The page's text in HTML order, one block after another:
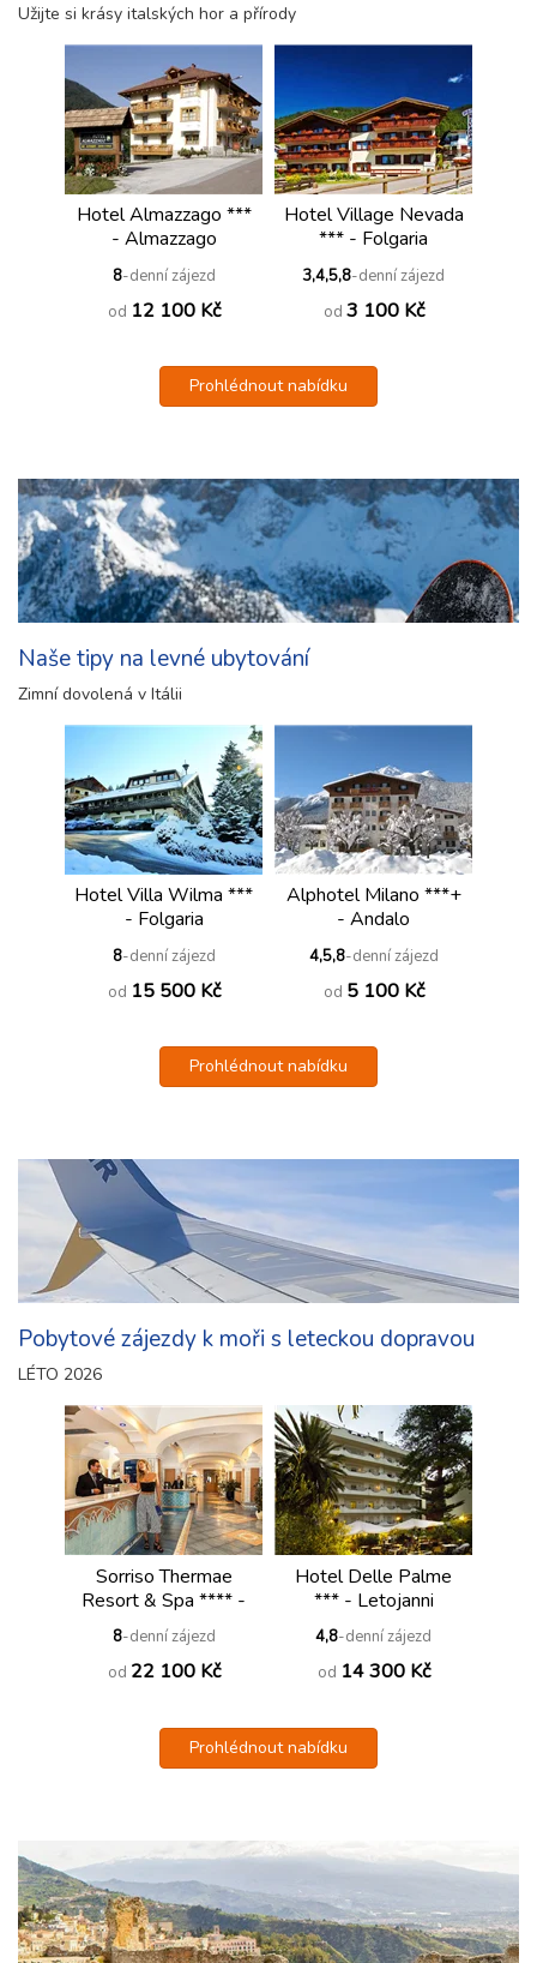
Užijte si krásy italských hor a přírody
Hotel Almazzago ***
- Almazzago
8-denní zájezd
od 12 100 Kč
Hotel Village Nevada
*** - Folgaria
3,4,5,8-denní zájezd
od 3 100 Kč
Prohlédnout nabídku
Naše tipy na levné ubytování
Zimní dovolená v Itálii
Hotel Villa Wilma ***
- Folgaria
8-denní zájezd
od 15 500 Kč
Alphotel Milano ***+
- Andalo
4,5,8-denní zájezd
od 5 100 Kč
Prohlédnout nabídku
Pobytové zájezdy k moři s leteckou dopravou
LÉTO 2026
Sorriso Thermae
Resort & Spa **** -
Forio
8-denní zájezd
od 22 100 Kč
Hotel Delle Palme
*** - Letojanni
4,8-denní zájezd
od 14 300 Kč
Prohlédnout nabídku